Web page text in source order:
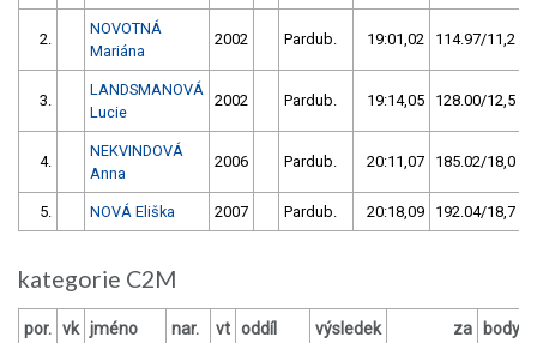
2.
NOVOTNÁ
Mariána
2002 Pardub. 19:01,02 114.97/11,2
3.
LANDSMANOVÁ
Lucie
2002 Pardub. 19:14,05 128.00/12,5
4.
NEKVINDOVÁ
Anna
2006 Pardub. 20:11,07 185.02/18,0
5. NOVÁ Eliška 2007 Pardub. 20:18,09 192.04/18,7
kategorie C2M
por. vk jméno nar. vt oddíl výsledek
za
body